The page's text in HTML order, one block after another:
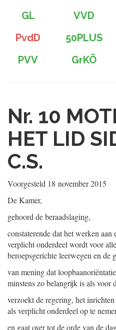
GL
VVD
PvdD
50PLUS
PVV
GrKÖ
Nr. 10
HET LID
C.S.
Voorgesteld 18 november 2015
De Kamer,
gehoord de beraadslaging,
constaterende dat het werken aan
verplicht onderdeel wordt voor
beroepsgerichte leerwegen en de
van mening dat
minstens zo belangrijk is als voor
verzoekt de regering, het
als verplicht onderdeel op te
en gaat over tot de orde van de